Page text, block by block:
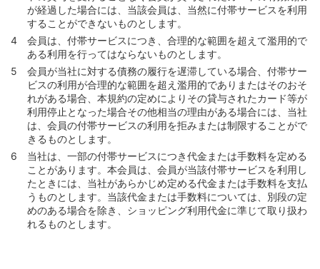
第2節 支払義務と支払方式
第54条 （ショッピング利用代金およびショッピング利用
手数料の支払義務）
第55条 （海外アクワイアラー加盟店でのショッピング利
用とショッピング利用代金等）
第56条 （支払方式の種類と内容）
第57条 （分割払いおよびボーナス併用分割払いの支払回
数ならびにボーナス月加算額）
第58条 （リボルビング払いの支払額の原則的な算定方
法）
第59条 （リボルビング払いの支払額の算定方法等の変
更）
第60条 （支払額の算定方法等の変更時に定めるべき事
項）
が経過した場合には、当該会員は、当然に付帯サービスを利用
することができないものとします。
会員は、付帯サービスにつき、合理的な範囲を超えて濫用的で
ある利用を行ってはならないものとします。
会員が当社に対する債務の履行を遅滞している場合、付帯サー
ビスの利用が合理的な範囲を超え濫用的でありまたはそのおそ
れがある場合、本規約の定めによりその貸与されたカード等が
利用停止となった場合その他相当の理由がある場合には、当社
は、会員の付帯サービスの利用を拒みまたは制限することがで
きるものとします。
当社は、一部の付帯サービスにつき代金または手数料を定める
ことがあります。本会員は、会員が当該付帯サービスを利用し
たときには、当社があらかじめ定める代金または手数料を支払
うものとします。当該代金または手数料については、別段の定
めのある場合を除き、ショッピング利用代金に準じて取り扱わ
れるものとします。